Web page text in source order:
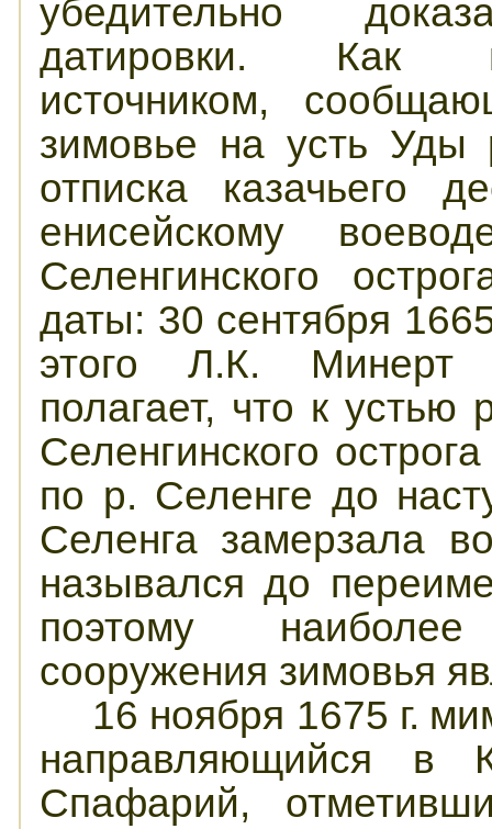
убедительно
датировки. Как
источником,
зимовье на усть Уды
отписка казачьего
енисейскому
Селенгинского
даты: 30 сентября
этого Л.К. Минерт
полагает, что к
Селенгинского
по р. Селенге до
Селенга замерзала
назывался до
поэтому
сооружения зимовья
16 ноября 1675 г.
направляющийся в
Спафарий,